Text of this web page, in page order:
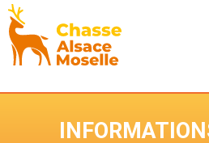
Cookies management panel